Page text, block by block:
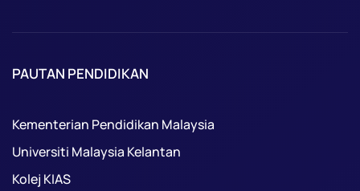
PAUTAN PENDIDIKAN
Kementerian Pendidikan Malaysia
Universiti Malaysia Kelantan
Kolej KIAS